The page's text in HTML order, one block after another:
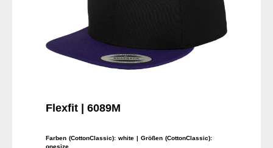
Flexfit | 6089M
Farben (CottonClassic): white
| Größen (CottonClassic):
onesize